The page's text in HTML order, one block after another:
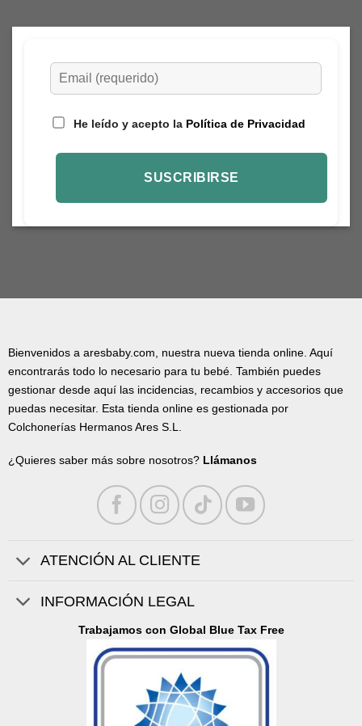
He leído y acepto la Política de Privacidad
Bienvenidos a aresbaby.com, nuestra nueva tienda online. Aquí
encontrarás todo lo necesario para tu bebé. También puedes
gestionar desde aquí las incidencias, recambios y accesorios que
puedas necesitar. Esta tienda online es gestionada por
Colchonerías Hermanos Ares S.L.
¿Quieres saber más sobre nosotros? Llámanos
ATENCIÓN AL CLIENTE
INFORMACIÓN LEGAL
Trabajamos con Global Blue Tax Free